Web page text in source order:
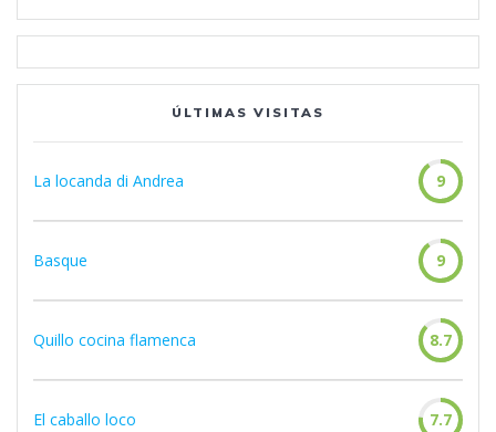
ÚLTIMAS VISITAS
La locanda di Andrea 9
Basque 9
Quillo cocina flamenca 8.7
El caballo loco 7.7